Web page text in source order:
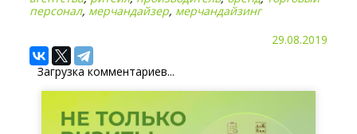
персонал, мерчандайзер, мерчандайзинг
29.08.2019
Загрузка комментариев...